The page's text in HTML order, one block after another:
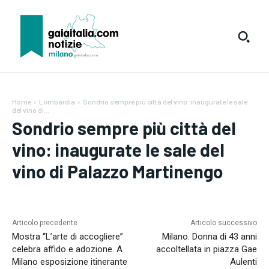
Home Lombardia
Sondrio sempre più città del vino: inaugurate le sale
del vino di...
Sondrio sempre più città del
vino: inaugurate le sale del
vino di Palazzo Martinengo
Articolo precedente
Mostra “L’arte di accogliere”
celebra affido e adozione. A
Milano esposizione itinerante
Articolo successivo
Milano. Donna di 43 anni
accoltellata in piazza Gae
Aulenti